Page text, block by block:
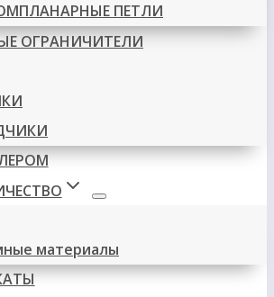
ПЕТЛИ
ОГРАНИЧИТЕЛИ
материалы